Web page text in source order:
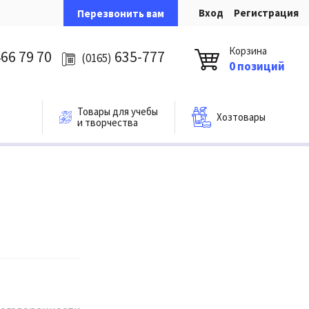
Перезвонить вам Вход Регистрация
79 70 (0165) 635-777 Корзина
0 позиций
Товары для учебы
и творчества
Хозтовары